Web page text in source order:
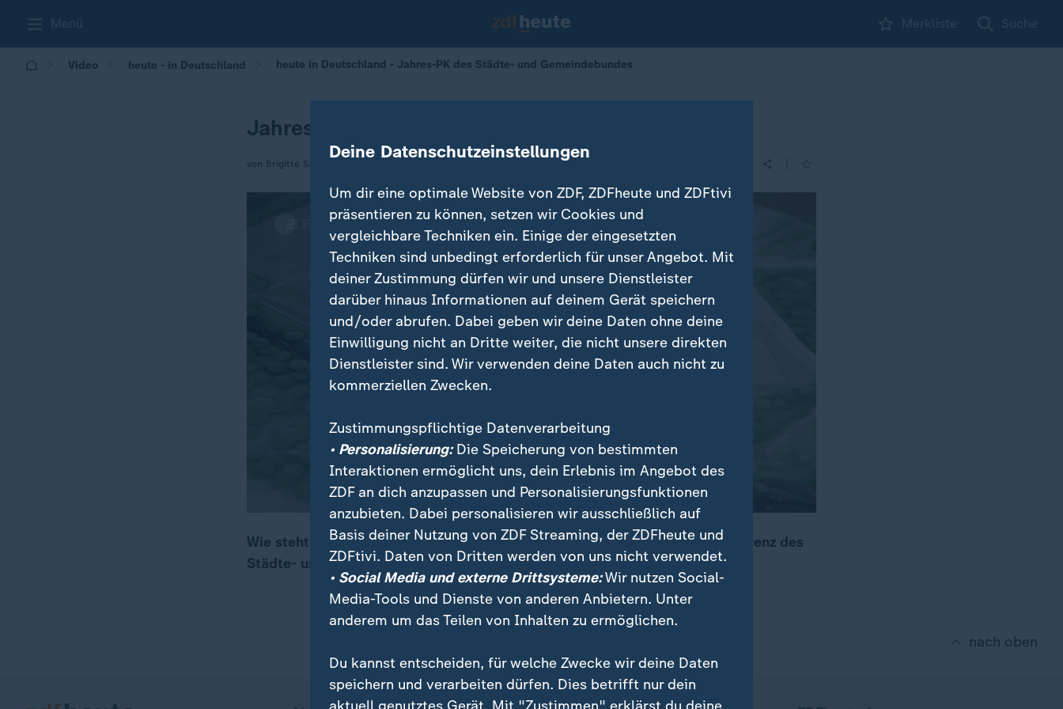
Menü Merkliste Suche
Video heute - in Deutschland heute in Deutschland - Jahres-PK des Städte- und Gemeindebundes
Jahres-PK des Städte- und Gemeindebundes
von Brigitte Saar
00:17 01:56
Wie steht es um die Kommunen in Deutschland? Auf der Jahrespressekonferenz des
Städte- und Gemeindebundes wird diesen Fragen nachgegangen.
nach oben
Deine Datenschutzeinstellungen
Um dir eine optimale Website von ZDF, ZDFheute und ZDFtivi
präsentieren zu können, setzen wir Cookies und
vergleichbare Techniken ein. Einige der eingesetzten
Techniken sind unbedingt erforderlich für unser Angebot. Mit
deiner Zustimmung dürfen wir und unsere Dienstleister
darüber hinaus Informationen auf deinem Gerät speichern
und/oder abrufen. Dabei geben wir deine Daten ohne deine
Einwilligung nicht an Dritte weiter, die nicht unsere direkten
Dienstleister sind. Wir verwenden deine Daten auch nicht zu
kommerziellen Zwecken.
Zustimmungspflichtige Datenverarbeitung
• Personalisierung:Die Speicherung von bestimmten
Interaktionen ermöglicht uns, dein Erlebnis im Angebot des
ZDF an dich anzupassen und Personalisierungsfunktionen
anzubieten. Dabei personalisieren wir ausschließlich auf
Basis deiner Nutzung von ZDF Streaming, der ZDFheute und
ZDFtivi. Daten von Dritten werden von uns nicht verwendet.
• Social Media und externe Drittsysteme:Wir nutzen Social-
Media-Tools und Dienste von anderen Anbietern. Unter
anderem um das Teilen von Inhalten zu ermöglichen.
Du kannst entscheiden, für welche Zwecke wir deine Daten
speichern und verarbeiten dürfen. Dies betrifft nur dein